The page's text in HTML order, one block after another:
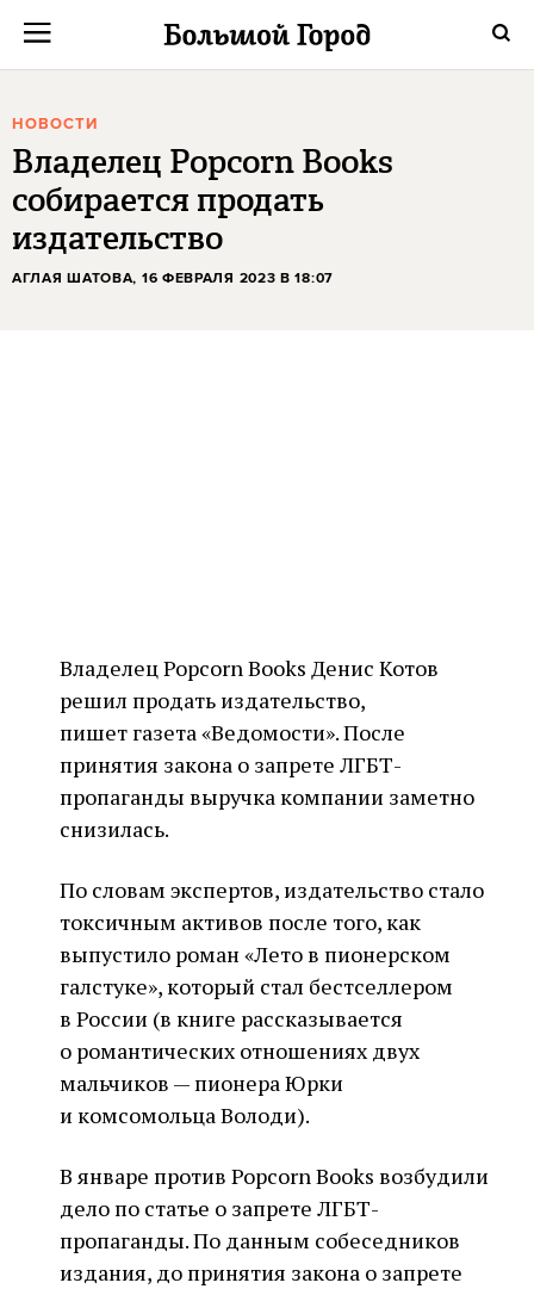
НОВОСТИ
Владелец Popcorn Books
собирается продать
издательство
АГЛАЯ ШАТОВА, 16 ФЕВРАЛЯ 2023 В 18:07
Владелец Popcorn Books Денис Котов
решил продать издательство,
пишет газета «Ведомости». После
принятия закона о запрете ЛГБТ-
пропаганды выручка компании заметно
снизилась.
По словам экспертов, издательство стало
токсичным активов после того, как
выпустило роман «Лето в пионерском
галстуке», который стал бестселлером
в России (в книге рассказывается
о романтических отношениях двух
мальчиков — пионера Юрки
и комсомольца Володи).
В январе против Popcorn Books возбудили
дело по статье о запрете ЛГБТ-
пропаганды. По данным собеседников
издания, до принятия закона о запрете